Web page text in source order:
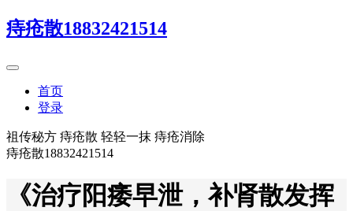
痔疮散18832421514
首页
登录
祖传秘方 痔疮散 轻轻一抹 痔疮消除
痔疮散18832421514
《治疗阳痿早泄，补肾散发挥